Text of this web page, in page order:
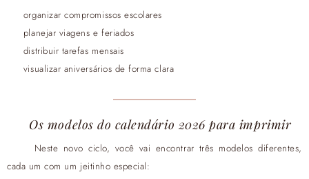
organizar compromissos escolares
planejar viagens e feriados
distribuir tarefas mensais
visualizar aniversários de forma clara
Os modelos do calendário 2026 para imprimir
Neste novo ciclo, você vai encontrar três modelos diferentes,
cada um com um jeitinho especial: